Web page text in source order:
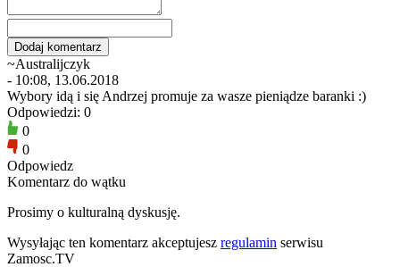
~Australijczyk
- 10:08, 13.06.2018
Wybory idą i się Andrzej promuje za wasze pieniądze baranki :)
Odpowiedzi: 0
0
0
Odpowiedz
Komentarz do wątku
Prosimy o kulturalną dyskusję.
Wysyłając ten komentarz akceptujesz regulamin serwisu
Zamosc.TV